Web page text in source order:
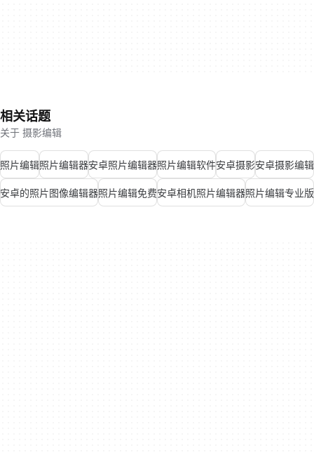
相关话题
关于 摄影编辑
照片编辑照片编辑器安卓照片编辑器照片编辑软件安卓摄影安卓摄影编辑
安卓的照片图像编辑器照片编辑免费安卓相机照片编辑器照片编辑专业版